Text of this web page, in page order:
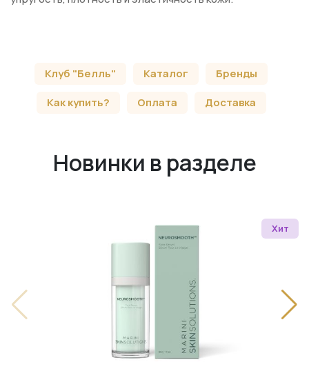
Клуб "Белль" Каталог
Бренды
Как купить?
Оплата Доставка
Новинки в разделе
Хит